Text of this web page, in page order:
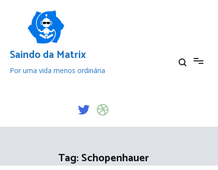
conteúdo
Saindo da Matrix
Por uma vida menos ordinária
Tag:Schopenhauer